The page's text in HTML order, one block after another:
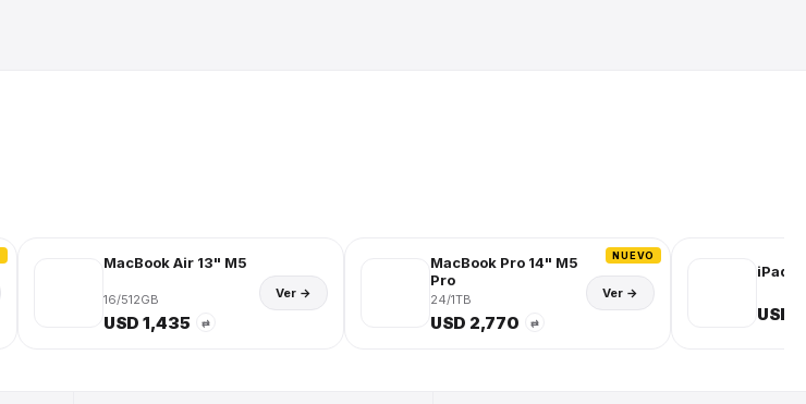
MacBook Air 13" M5
16/512GB
USD 1,435 ⇄
Ver →
NUEVO
MacBook Pro 14" M5
Pro
24/1TB
USD 2,770 ⇄
Ver →
iPad
USD